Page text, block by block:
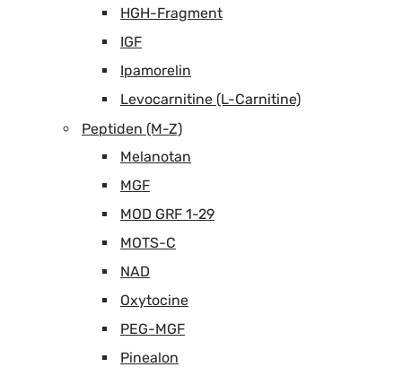
HGH-Fragment
IGF
Ipamorelin
Levocarnitine (L-Carnitine)
Peptiden (M-Z)
Melanotan
MGF
MOD GRF 1-29
MOTS-C
NAD
Oxytocine
PEG-MGF
Pinealon